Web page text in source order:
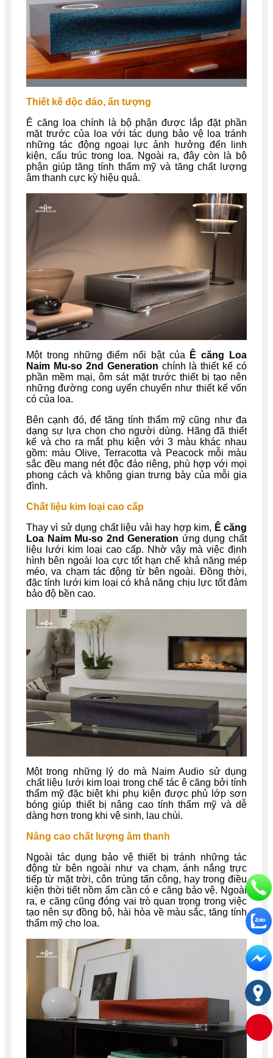
Thiết kế độc đáo, ấn tượng
Ê căng loa chính là bộ phận được lắp đặt phần
mặt trước của loa với tác dụng bảo vệ loa tránh
những tác động ngoại lực ảnh hưởng đến linh
kiện, cấu trúc trong loa. Ngoài ra, đây còn là bộ
phận giúp tăng tính thẩm mỹ và tăng chất lượng
âm thanh cực kỳ hiệu quả.
Một trong những điểm nổi bật của
Ê căng Loa
Naim Mu-so 2nd Generation chính là thiết kế có
phần mềm mại, ôm sát mặt trước thiết bị tạo nên
những đường cong uyển chuyển như thiết kế vốn
có của loa.
Bên cạnh đó, để tăng tính thẩm mỹ cũng như đa
dạng sự lựa chọn cho người dùng. Hãng đã thiết
kế và cho ra mắt phụ kiện với 3 màu khác nhau
gồm: màu Olive, Terracotta và Peacock mỗi màu
sắc đều mang nét độc đáo riêng, phù hợp với mọi
phong cách và không gian trưng bày của mỗi gia
đình.
Chất liệu kim loại cao cấp
Thay vì sử dụng chất liệu vải hay hợp kim, Ê căng
Loa Naim Mu-so 2nd Generation ứng dụng chất
liệu lưới kim loại cao cấp. Nhờ vậy mà việc định
hình bên ngoài loa cực tốt hạn chế khả năng mép
méo, va chạm tác động từ bên ngoài. Đồng thời,
đặc tính lưới kim loại có khả năng chịu lực tốt đảm
bảo độ bền cao.
Một trong những lý do mà Naim Audio sử dụng
chất liệu lưới kim loại trong chế tác ê căng bởi tính
thẩm mỹ đặc biệt khi phụ kiện được phủ lớp sơn
bóng giúp thiết bị nâng cao tính thẩm mỹ và dễ
dàng hơn trong khi vệ sinh, lau chùi.
Nâng cao chất lượng âm thanh
Ngoài tác dụng bảo vệ thiết bị tránh những tác
động từ bên ngoài như va chạm, ánh nắng trực
tiếp từ mặt trời, côn trùng tấn công, hay trong điều
kiện thời tiết nồm ẩm cần có e căng bảo vệ. Ngoài
ra, e căng cũng đóng vai trò quan trọng trong việc
tạo nên sự đồng bộ, hài hòa về màu sắc, tăng tính
thẩm mỹ cho loa.